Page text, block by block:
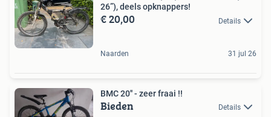
26”), deels opknappers!
€ 20,00 Details
Naarden 31 jul 26
BMC 20'' - zeer fraai !!
Bieden Details